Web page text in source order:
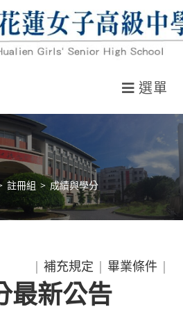
選單
註冊組 > 成績與學分
| 補充規定 | 畢業條件|
最新公告